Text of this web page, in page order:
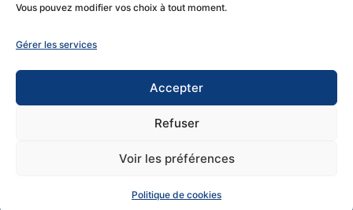
Vous pouvez modifier vos choix à tout moment.
Gérer les services
Accepter
Refuser
Voir les préférences
Politique de cookies
Tél. 03 29 30 30
Analysis Expertise est une
filiale du groupe B2A
Site